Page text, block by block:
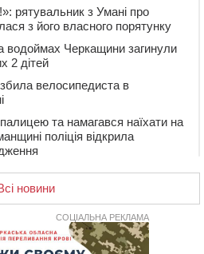
рятувальник з Умані про
з його власного порятунку
водоймах Черкащини загинули
2 дітей
велосипедиста в
та намагався наїхати на
поліція відкрила
укриття та STEM: Черкаси
до нового навчального року
здобули нагороди української
новини
СОЦІАЛЬНА РЕКЛАМА